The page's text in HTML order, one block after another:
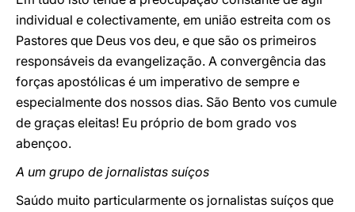
individual e colectivamente, em união estreita com os
Pastores que Deus vos deu, e que são os primeiros
responsáveis da evangelização. A convergência das
forças apostólicas é um imperativo de sempre e
especialmente dos nossos dias. São Bento vos cumule
de graças eleitas! Eu próprio de bom grado vos
abençoo.
A um grupo de jornalistas suíços
Saúdo muito particularmente os jornalistas suíços que